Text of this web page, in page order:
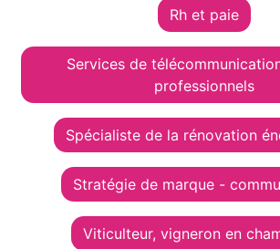
Rh et paie
Services de
professionnels
Spécialiste de la rénovation
Stratégie de marque -
Viticulteur, vigneron en